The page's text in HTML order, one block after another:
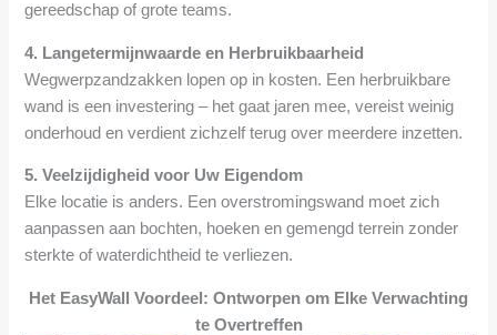
gereedschap of grote teams.
4. Langetermijnwaarde en Herbruikbaarheid
Wegwerpzandzakken lopen op in kosten. Een herbruikbare
wand is een investering – het gaat jaren mee, vereist weinig
onderhoud en verdient zichzelf terug over meerdere inzetten.
5. Veelzijdigheid voor Uw Eigendom
Elke locatie is anders. Een overstromingswand moet zich
aanpassen aan bochten, hoeken en gemengd terrein zonder
sterkte of waterdichtheid te verliezen.
Het EasyWall Voordeel: Ontworpen om Elke Verwachting
te Overtreffen